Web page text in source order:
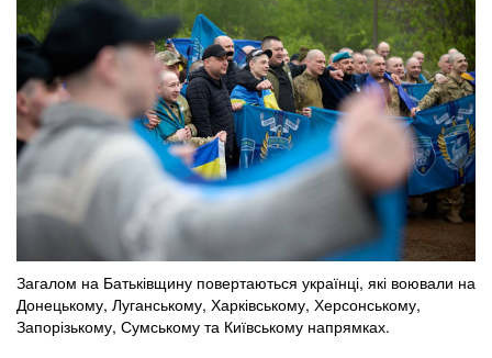
Загалом на Батьківщину повертаються українці, які воювали на
Донецькому, Луганському, Харківському, Херсонському,
Запорізькому, Сумському та Київському напрямках.